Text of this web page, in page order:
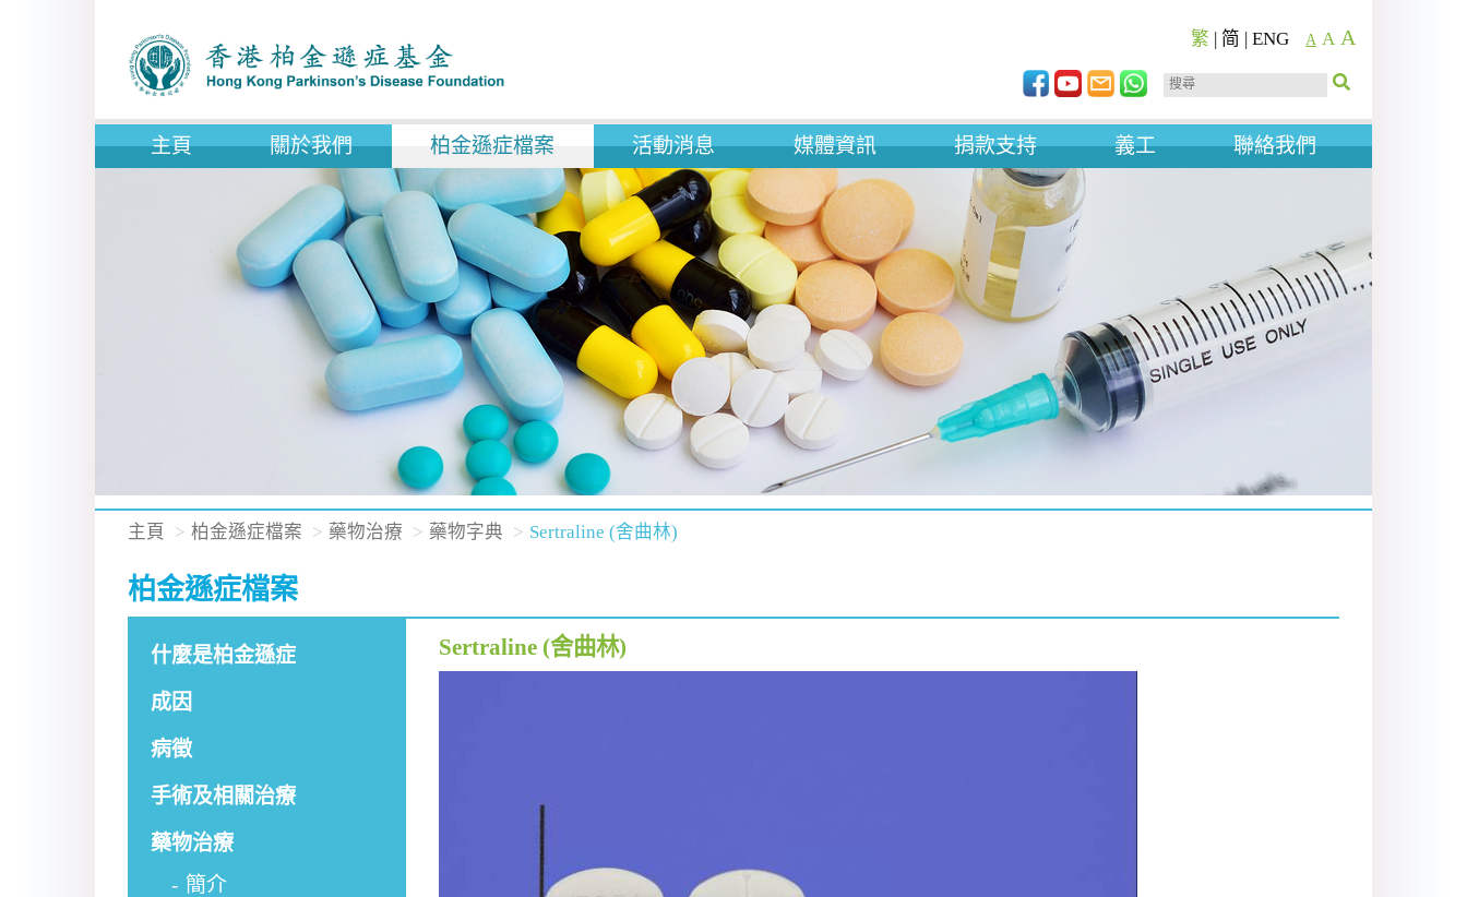
繁 | 简 | ENG A A A
主頁 關於我們 柏金遜症檔案 活動消息 媒體資訊 捐款支持 義工 聯絡我們
主頁 柏金遜症檔案 藥物治療 藥物字典 Sertraline (舍曲林)
柏金遜症檔案
什麼是柏金遜症
成因
病徵
手術及相關治療
藥物治療
簡介
Sertraline (舍曲林)